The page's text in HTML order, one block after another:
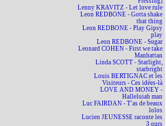
Lenny KRAVITZ - Let love rule
Leon REDBONE - Gotta shake
that thing
Leon REDBONE - Play Gipsy
play
Leon REDBONE - Sugar
Leonard COHEN - First we take
Manhattan
Linda SCOTT - Starlight,
starbright
Louis BERTIGNAC et les
Visiteurs - Ces idées-là
LOVE AND MONEY -
Halleluiah man
Luc FAIRDAN - T'as de beaux
lolos
Lucien JEUNESSE raconte les
3 ours